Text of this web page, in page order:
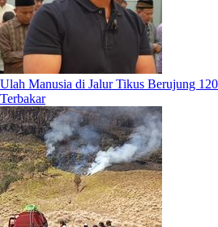
Ulah Manusia di Jalur Tikus Berujung
Terbakar